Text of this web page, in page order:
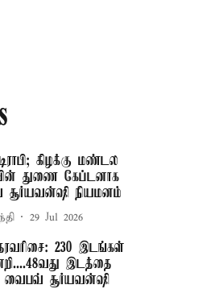
கிழக்கு மண்டல
துணை கேப்டனாக
நியமனம்
29 Jul 2026
தரவரிசை: 230 இடங்கள்
இடத்தை
வைபவ் சூர்யவன்ஷி